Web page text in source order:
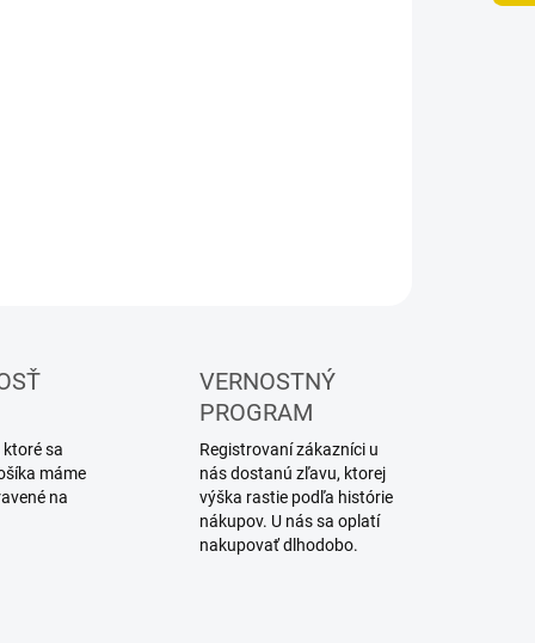
ktoré sa
máme
na
VERNOSTNÝ
PROGRAM
Registrovaní zákazníci u
nás dostanú zľavu, ktorej
výška rastie podľa histórie
nákupov. U nás sa oplatí
nakupovať dlhodobo.